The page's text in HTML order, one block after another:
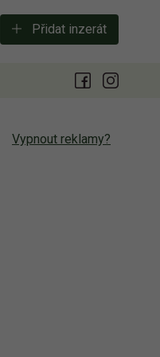
Přidat inzerát
Vypnout reklamy?